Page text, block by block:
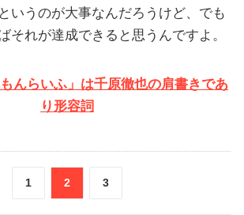
いうのが大事なんだろうけど、でも
それが達成できると思うんですよ。
んらいふ」は千原徹也の肩書きであ
り形容詞
1 2 3